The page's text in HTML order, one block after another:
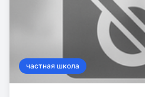
частная школа